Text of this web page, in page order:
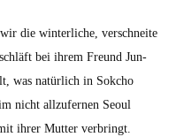
die win­ter­liche, ver­schneite
bei ihrem Fre­und Jun-
was natür­lich in Sok­cho
nicht allzufer­nen Seoul
ihrer Mut­ter ver­bringt.